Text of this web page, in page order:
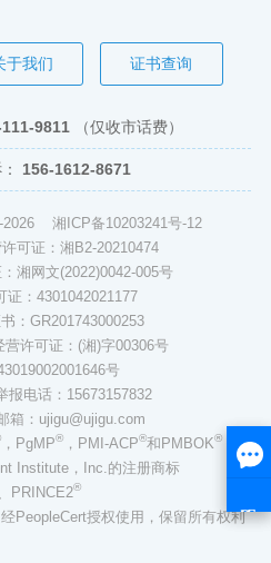
于我们 证书查询
9811 （仅收市话费）
156-1612-8671
2026 湘ICP备10203241号-12
可证：湘B2-20210474
湘网文(2022)0042-005号
证：4301042021177
：GR201743000253
许可证：(湘)字00306号
号
报电话：15673157832
箱：ujigu@ujigu.com
，PgMP®，PMI-ACP®和PMBOK®
Institute，Inc.的注册商标
、PRINCE2®
PeopleCert授权使用，保留所有权利